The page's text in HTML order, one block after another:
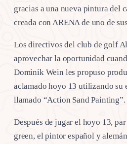
gracias a una nueva pintura del
creada con ARENA de uno de
Los directivos del club de golf
aprovechar la oportunidad
Dominik Wein les propuso
aclamado hoyo 13 utilizando su
llamado “Action Sand Painting”.
Después de jugar el hoyo 13,
green, el pintor español y